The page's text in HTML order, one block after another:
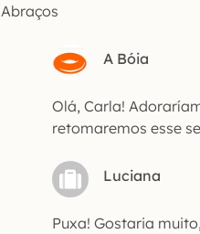
Abraços
A Bóia
Olá, Carla!
retomaremos esse
Luciana
Puxa! Gostaria